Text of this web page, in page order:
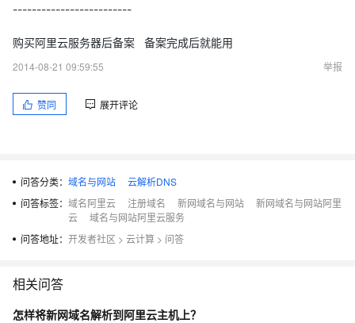
-------------------------
购买阿里云服务器后备案 备案完成后就能用
2014-08-21 09:59:55
举报
赞同 展开评论
问答分类： 域名与网站
云解析DNS
问答标签： 域名阿里云 注册域名 新网域名与网站
新网域名与网站阿里
云
域名与网站阿里云服务
问答地址： 开发者社区 > 云计算 > 问答
相关问答
怎样将新网域名解析到阿里云主机上？